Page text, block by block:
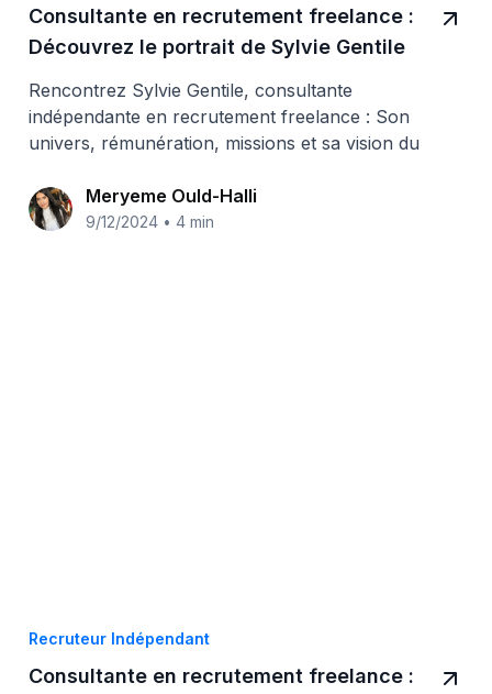
Consultante en recrutement freelance :
Découvrez le portrait de Sylvie Gentile
Rencontrez Sylvie Gentile, consultante
indépendante en recrutement freelance : Son
univers, rémunération, missions et sa vision du
Meryeme Ould-Halli
9/12/2024 • 4 min
Recruteur Indépendant
Consultante en recrutement freelance :